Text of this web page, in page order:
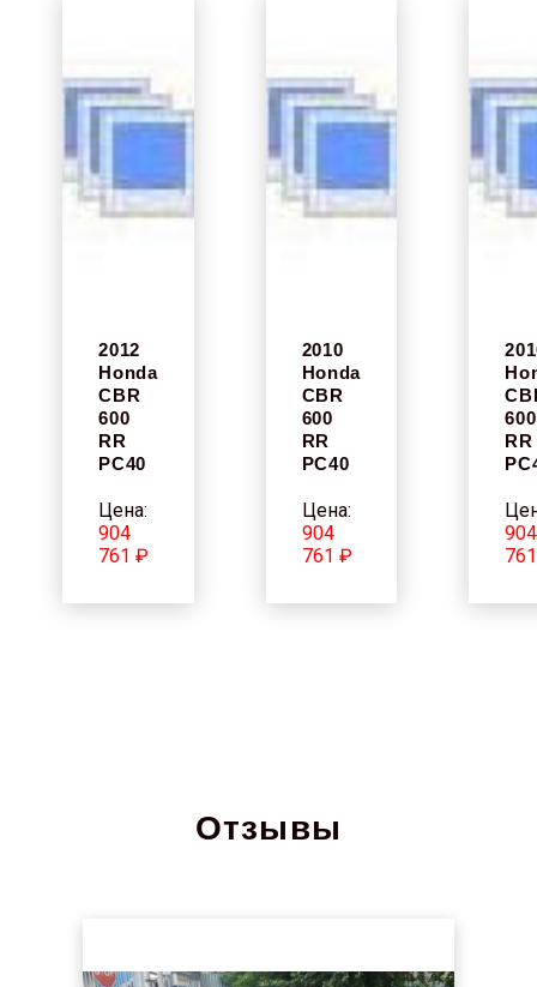
2012
Honda
CBR
600
RR
PC40
Цена:
904
761 ₽
2010
Honda
CBR
600
RR
PC40
Цена:
904
761 ₽
600
RR
904
Отзывы